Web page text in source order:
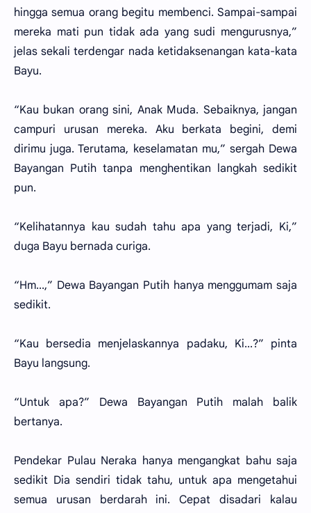
hingga semua orang begitu membenci. Sampai-sampai
mereka mati pun tidak ada yang sudi mengurusnya,”
jelas sekali terdengar nada ketidaksenangan kata-kata
Bayu.
“Kau bukan orang sini, Anak Muda. Sebaiknya, jangan
campuri urusan mereka. Aku berkata begini, demi
dirimu juga. Terutama, keselamatan mu,” sergah Dewa
Bayangan Putih tanpa menghentikan langkah sedikit
pun.
“Kelihatannya kau sudah tahu apa yang terjadi, Ki,”
duga Bayu bernada curiga.
“Hm...,” Dewa Bayangan Putih hanya menggumam saja
sedikit.
“Kau bersedia menjelaskannya padaku, Ki...?” pinta
Bayu langsung.
“Untuk apa?” Dewa Bayangan Putih malah balik
bertanya.
Pendekar Pulau Neraka hanya mengangkat bahu saja
sedikit Dia sendiri tidak tahu, untuk apa mengetahui
semua urusan berdarah ini. Cepat disadari kalau